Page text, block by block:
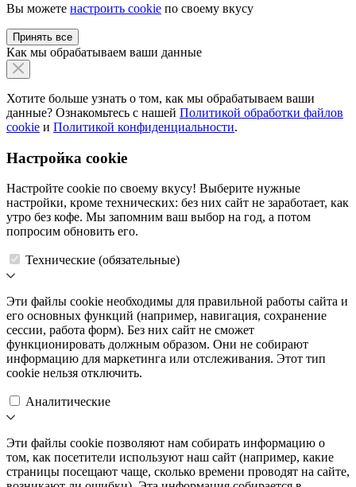
Вы можете настроить cookie по своему вкусу
Принять все
Как мы обрабатываем ваши данные
Хотите больше узнать о том, как мы обрабатываем ваши
данные? Ознакомьтесь с нашей Политикой обработки файлов
cookie и Политикой конфиденциальности.
Настройка cookie
Настройте cookie по своему вкусу! Выберите нужные
настройки, кроме технических: без них сайт не заработает, как
утро без кофе. Мы запомним ваш выбор на год, а потом
попросим обновить его.
Технические (обязательные)
Эти файлы cookie необходимы для правильной работы сайта и
его основных функций (например, навигация, сохранение
сессии, работа форм). Без них сайт не сможет
функционировать должным образом. Они не собирают
информацию для маркетинга или отслеживания. Этот тип
cookie нельзя отключить.
Аналитические
Эти файлы cookie позволяют нам собирать информацию о
том, как посетители используют наш сайт (например, какие
страницы посещают чаще, сколько времени проводят на сайте,